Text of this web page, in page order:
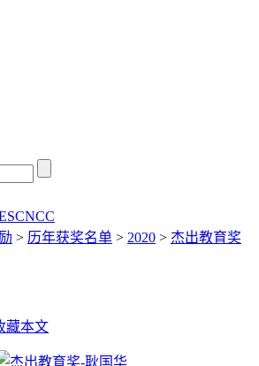
CNCC
> 历年获奖名单 > 2020 > 杰出教育奖
藏本文